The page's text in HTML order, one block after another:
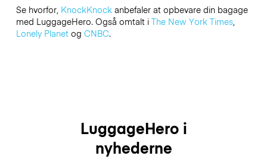
Se hvorfor, KnockKnockanbefaler at opbevare din bagage
med LuggageHero. Også omtalt i The New York Times,
Lonely Planetog CNBC.
LuggageHero i
nyhederne